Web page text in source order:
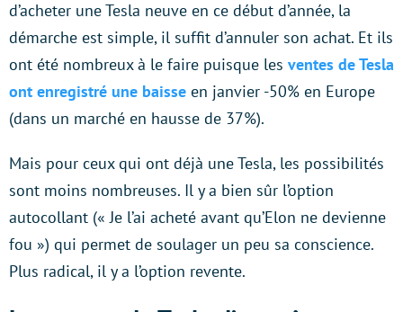
d’acheter une Tesla neuve en ce début d’année, la
démarche est simple, il suffit d’annuler son achat. Et ils
ont été nombreux à le faire puisque les ventes de Tesla
ont enregistré une baisse en janvier -50% en Europe
(dans un marché en hausse de 37%).
Mais pour ceux qui ont déjà une Tesla, les possibilités
sont moins nombreuses. Il y a bien sûr l’option
autocollant (« Je l’ai acheté avant qu’Elon ne devienne
fou ») qui permet de soulager un peu sa conscience.
Plus radical, il y a l’option revente.